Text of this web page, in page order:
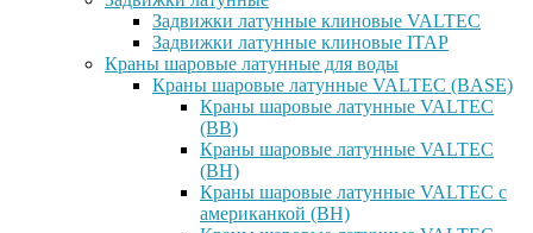
Задвижки латунные клиновые VALTEC
Задвижки латунные клиновые ITAP
Краны шаровые латунные для воды
Краны шаровые латунные VALTEC (BASE)
Краны шаровые латунные VALTEC
(ВВ)
Краны шаровые латунные VALTEC
(ВН)
Краны шаровые латунные VALTEC с
американкой (ВН)